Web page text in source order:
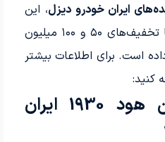
ایران خودرو دیزل، این
شرکت پیشنهادات ویژه‌ای با تخفیف‌های ۵۰ و ۱۰۰ میلیون
است. برای اطلاعات بیشتر
کنید:
ثبت نام بنز واگن هود 1930 ایران